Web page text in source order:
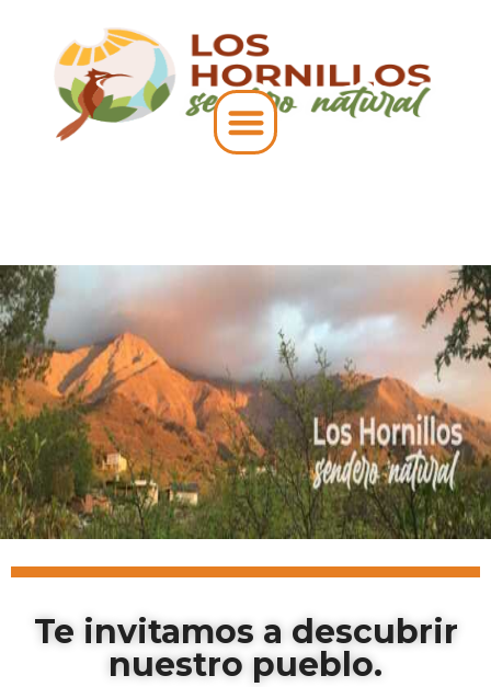
Te invitamos a descubrir
nuestro pueblo.